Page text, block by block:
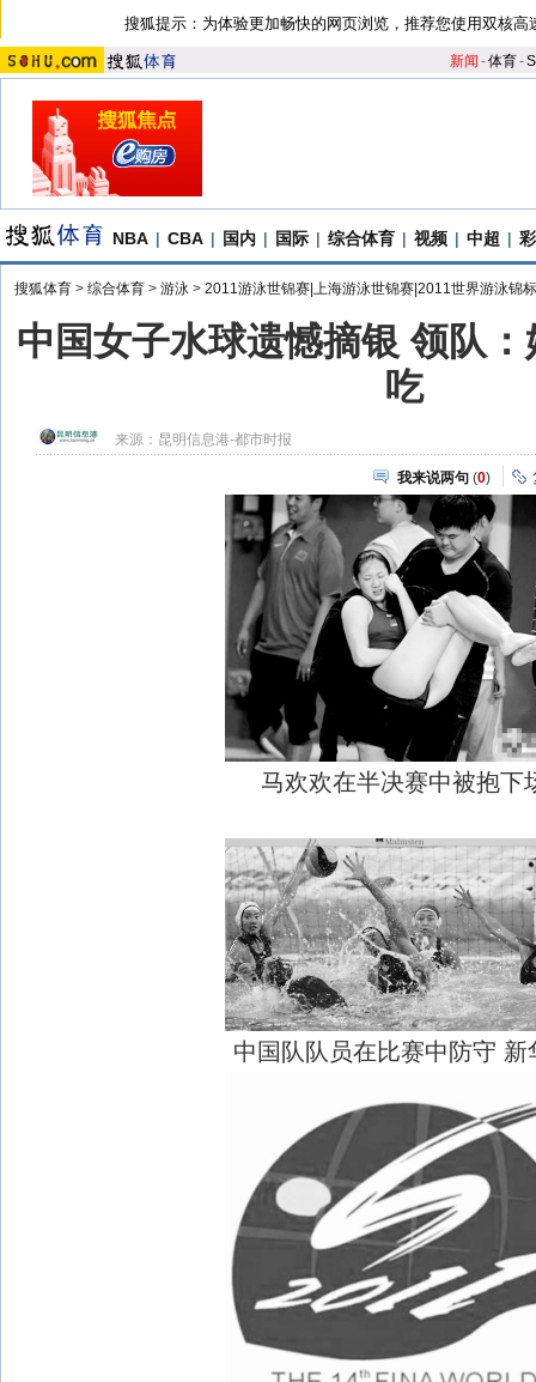
搜狐提示：为体验更加畅快的网页浏览，推荐您使用双核高
新闻 -体育-S
NBA | CBA | 国内 | 国际 | 综合体育 | 视频 | 中超 |
搜狐体育 > 综合体育 > 游泳 > 2011游泳世锦赛|上海游泳世锦赛|2011世界游泳锦
中国女子水球遗憾摘银 领队
吃
来源： 昆明信息港-都市时报
我来说两句 (0)
马欢欢在半决赛中被抱下
中国队队员在比赛中防守 新